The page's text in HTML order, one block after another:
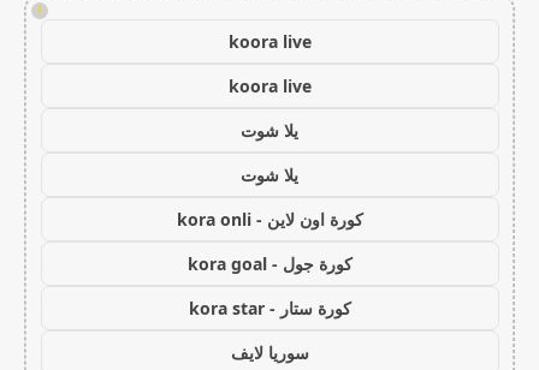
!
koora live
koora live
يلا شوت
يلا شوت
كورة اون لاين - kora onli
كورة جول - kora goal
كورة ستار - kora star
سوريا لايف